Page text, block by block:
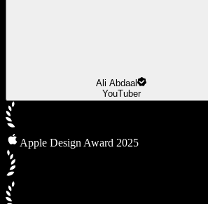
Ali Abdaal
YouTuber
Apple Design Award 2025